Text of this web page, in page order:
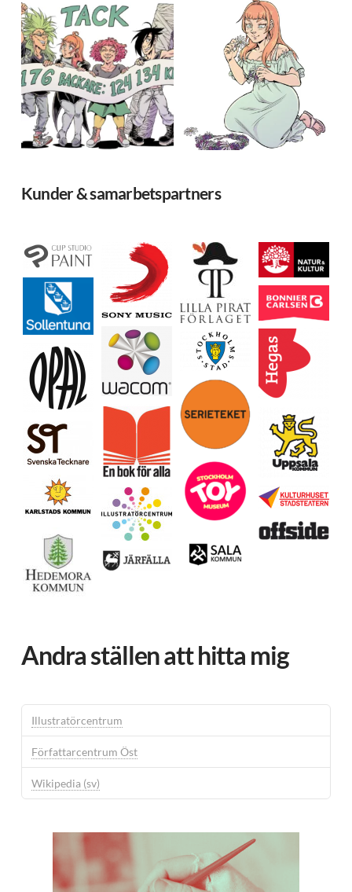
Ladda mer… Följ på Instagram
Kunder & samarbetspartners
Andra ställen att hitta mig
Illustratörcentrum
Författarcentrum Öst
Wikipedia (sv)